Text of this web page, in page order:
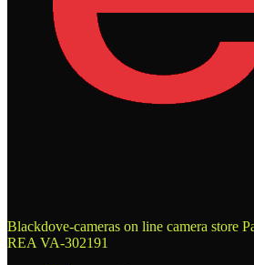
Blackdove-cameras on line camera store
REA VA-302191